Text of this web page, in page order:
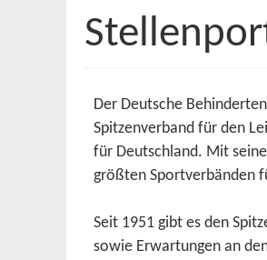
Der Deutsche
Spitzenverband für den
für Deutschland. Mit
größten Sportverbänden
Seit 1951 gibt es den
sowie Erwartungen an